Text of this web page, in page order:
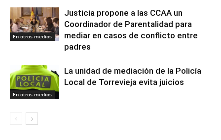
En otros medios
Justicia propone a las CCAA un
Coordinador de Parentalidad para
mediar en casos de conflicto entre
padres
En otros medios
La unidad de mediación de la Policía
Local de Torrevieja evita juicios